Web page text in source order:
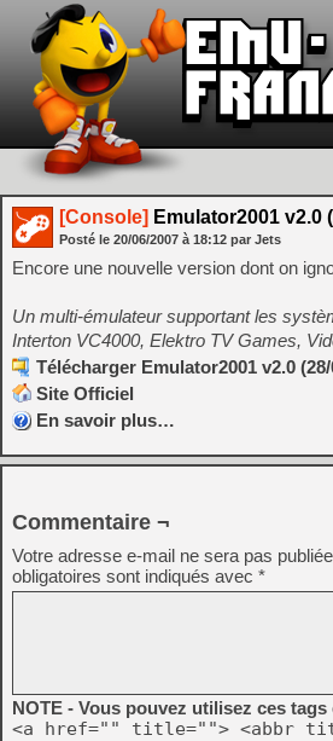
[Console] Emulator2001 v2.0
Posté le 20/06/2007 à 18:12 par Jets
Encore une nouvelle version dont on
Un multi-émulateur supportant les
Interton VC4000, Elektro TV Games,
Télécharger Emulator2001 v2.0
Site Officiel
En savoir plus…
Commentaire ¬
Votre adresse e-mail ne sera pas
obligatoires sont indiqués avec *
NOTE - Vous pouvez utilisez ces
<a href="" title=""> <abbr